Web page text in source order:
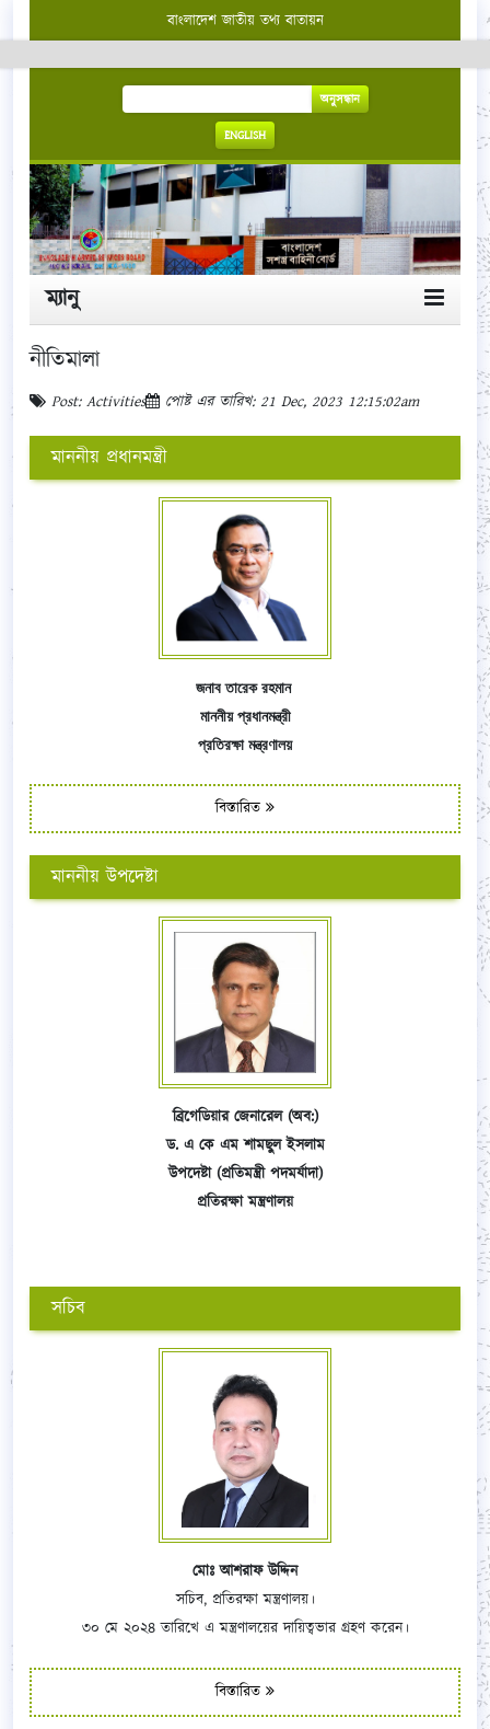
বাংলাদেশ জাতীয় তথ্য বাতায়ন
অনুসন্ধান
ENGLISH
ম্যানু
নীতিমালা
Post: Activities পোষ্ট এর তারিখ: 21 Dec, 2023 12:15:02am
মাননীয় প্রধানমন্ত্রী
জনাব তারেক রহমান
মাননীয় প্রধানমন্ত্রী
প্রতিরক্ষা মন্ত্রণালয়
বিস্তারিত
মাননীয় উপদেষ্টা
ব্রিগেডিয়ার জেনারেল (অব:)
ড. এ কে এম শামছুল ইসলাম
উপদেষ্টা (প্রতিমন্ত্রী পদমর্যাদা)
প্রতিরক্ষা মন্ত্রণালয়
সচিব
মোঃ আশরাফ উদ্দিন
সচিব, প্রতিরক্ষা মন্ত্রণালয়।
৩০ মে ২০২৪ তারিখে এ মন্ত্রণালয়ের দায়িত্বভার গ্রহণ করেন।
বিস্তারিত